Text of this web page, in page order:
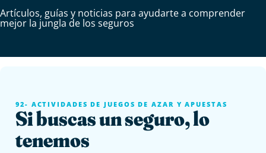
Artículos, guías y noticias para ayudarte a comprender
mejor la jungla de los seguros
92- ACTIVIDADES DE JUEGOS DE AZAR Y APUESTAS
Si buscas un seguro, lo
tenemos